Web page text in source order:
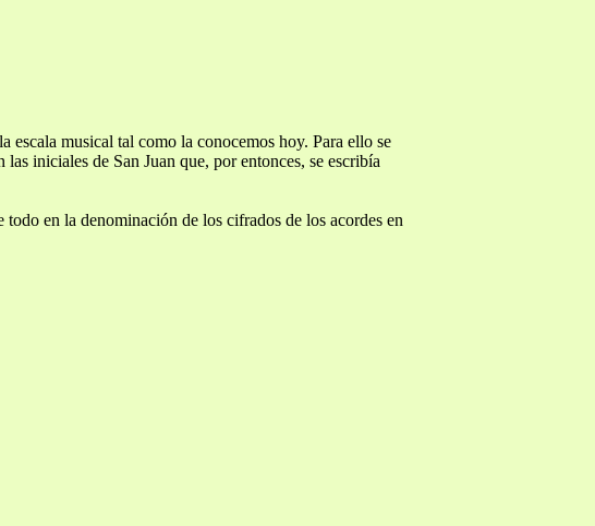
escala musical tal como la conocemos hoy. Para ello se
las iniciales de San Juan que, por entonces, se escribía
todo en la denominación de los cifrados de los acordes en